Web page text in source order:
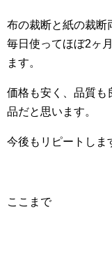
布の裁断と紙の裁断
毎日使ってほぼ2ヶ
ます。
価格も安く、品質も
品だと思います。
今後もリピートしま
ここまで